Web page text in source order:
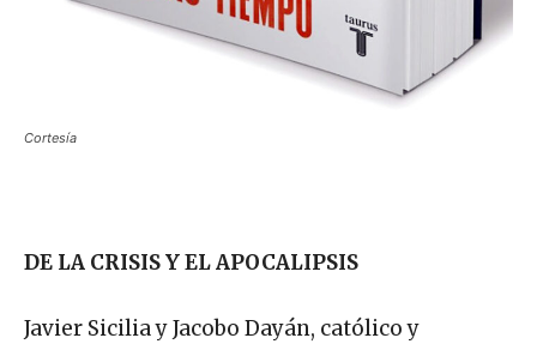
Cortesía
DE LA CRISIS Y EL APOCALIPSIS
Javier Sicilia y Jacobo Dayán, católico y